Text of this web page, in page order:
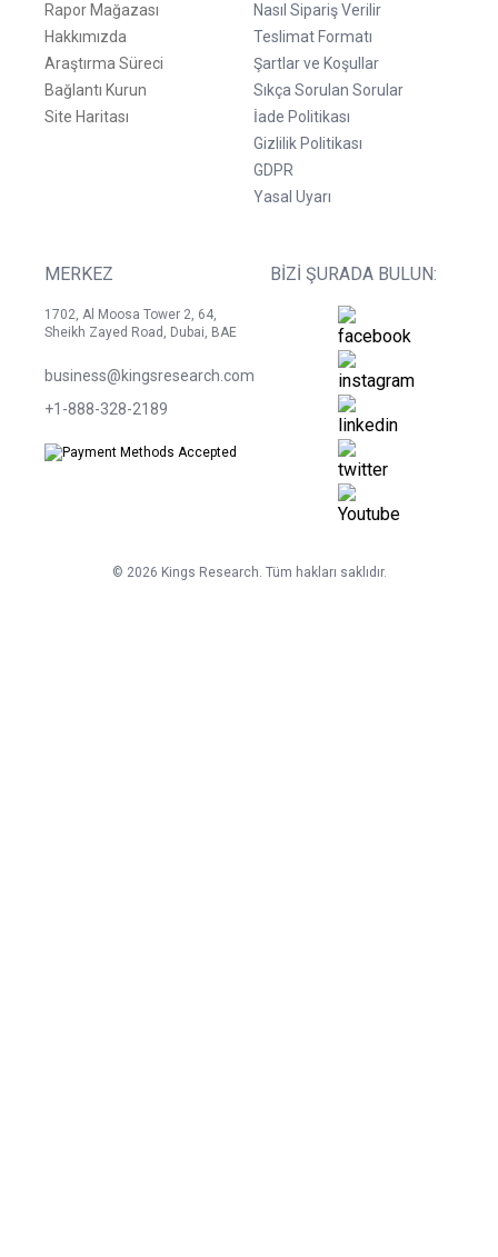
Rapor Mağazası
Hakkımızda
Araştırma Süreci
Bağlantı Kurun
Site Haritası
Nasıl Sipariş Verilir
Teslimat Formatı
Şartlar ve Koşullar
Sıkça Sorulan Sorular
İade Politikası
Gizlilik Politikası
GDPR
Yasal Uyarı
MERKEZ
1702, Al Moosa Tower 2, 64,
Sheikh Zayed Road, Dubai, BAE
business@kingsresearch.com
+1-888-328-2189
BIZI ŞURADA BULUN:
© 2026 Kings Research. Tüm hakları saklıdır.